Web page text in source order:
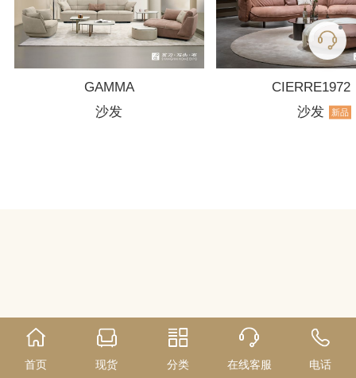
GAMMA
沙发
CIERRE1972
沙发
新品
首页 现货 分类 在线客服 电话